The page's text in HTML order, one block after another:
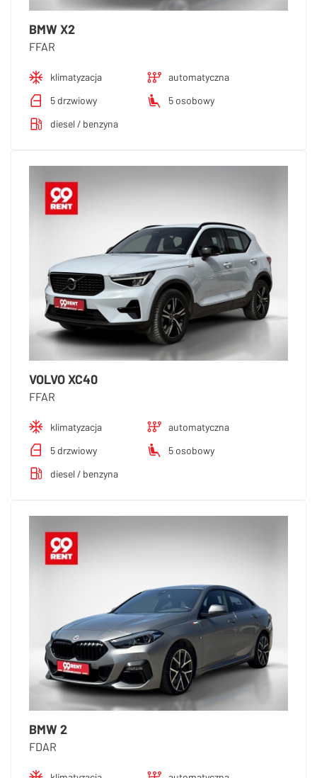
BMW X2
FFAR
klimatyzacja
automatyczna
5 drzwiowy
5 osobowy
diesel / benzyna
VOLVO XC40
FFAR
klimatyzacja
automatyczna
5 drzwiowy
5 osobowy
diesel / benzyna
BMW 2
FDAR